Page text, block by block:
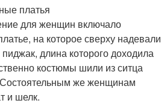
платья
для женщин включало
на которое сверху надевали
длина которого доходила
костюмы шили из ситца
Состоятельным же женщинам
и шелк.